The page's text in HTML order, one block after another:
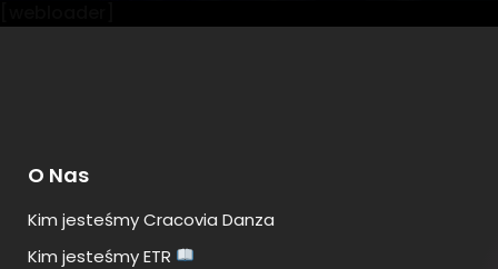
O Nas
Kim jesteśmy Cracovia Danza
Kim jesteśmy ETR